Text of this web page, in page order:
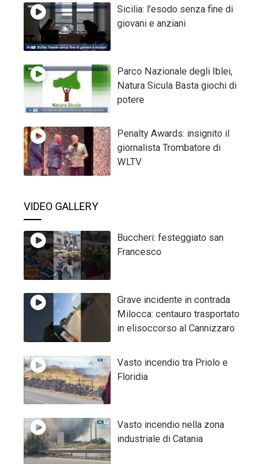
Sicilia: l’esodo senza fine di
giovani e anziani
Parco Nazionale degli Iblei,
Natura Sicula Basta giochi di
potere
Penalty Awards: insignito il
giornalista Trombatore di
WLTV
VIDEO GALLERY
Buccheri: festeggiato san
Francesco
Grave incidente in contrada
Milocca: centauro trasportato
in elisoccorso al Cannizzaro
Vasto incendio tra Priolo e
Floridia
Vasto incendio nella zona
industriale di Catania